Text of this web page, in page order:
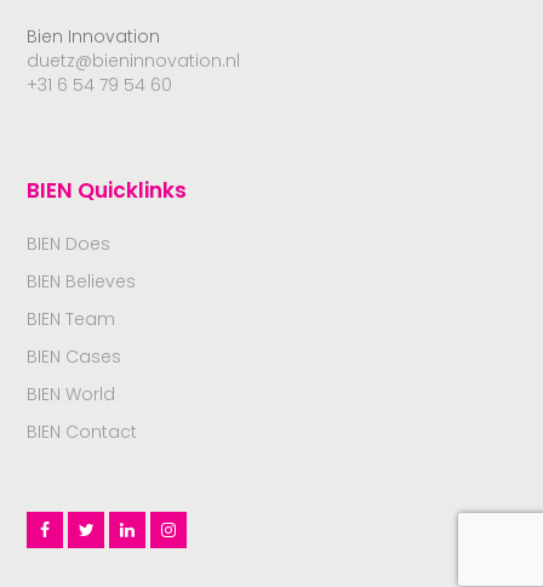
Bien Innovation
duetz@bieninnovation.nl
+31 6 54 79 54 60
BIEN Quicklinks
BIEN Does
BIEN Believes
BIEN Team
BIEN Cases
BIEN World
BIEN Contact